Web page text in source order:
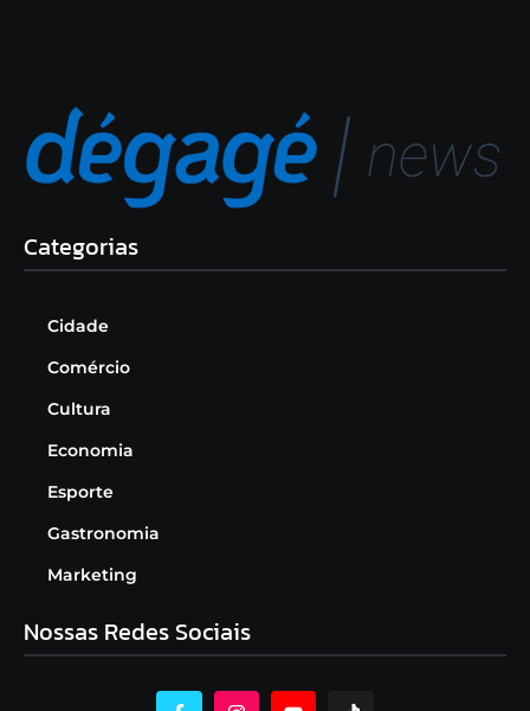
Categorias
Cidade
Comércio
Cultura
Economia
Esporte
Gastronomia
Marketing
Nossas Redes Sociais